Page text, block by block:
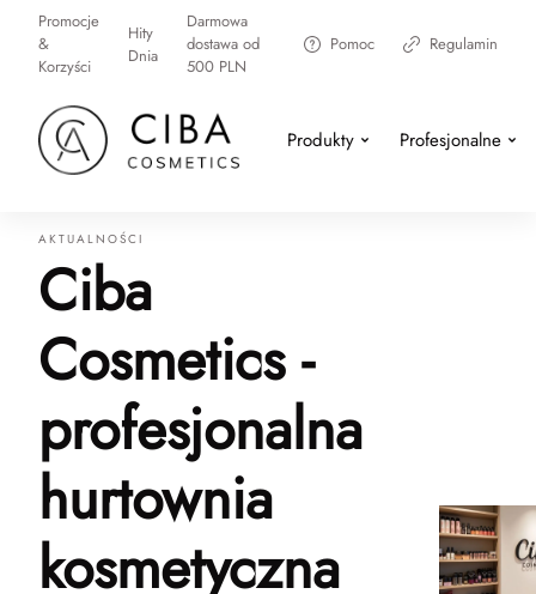
Promocje
&
Korzyści
Hity
Dnia
Darmowa
dostawa od
500 PLN
Pomoc Regulamin
Produkty Profesjonalne
AKTUALNOŚCI
Ciba
Cosmetics -
profesjonalna
hurtownia
kosmetyczna